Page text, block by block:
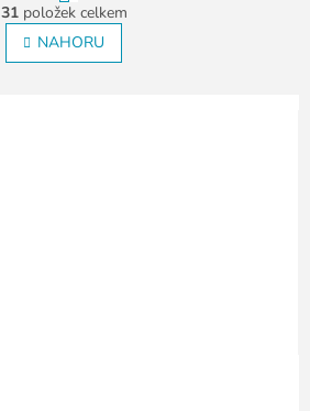
v
l
á
r
á
n
k
31položek celkem
NAHORU